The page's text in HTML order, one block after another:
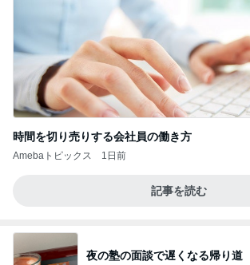
時間を切り売りする会社員の働き方
Amebaトピックス 1日前
記事を読む
夜の塾の面談で遅くなる帰り道